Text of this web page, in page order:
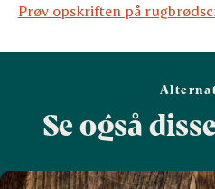
Prøv opskriften på
Se også